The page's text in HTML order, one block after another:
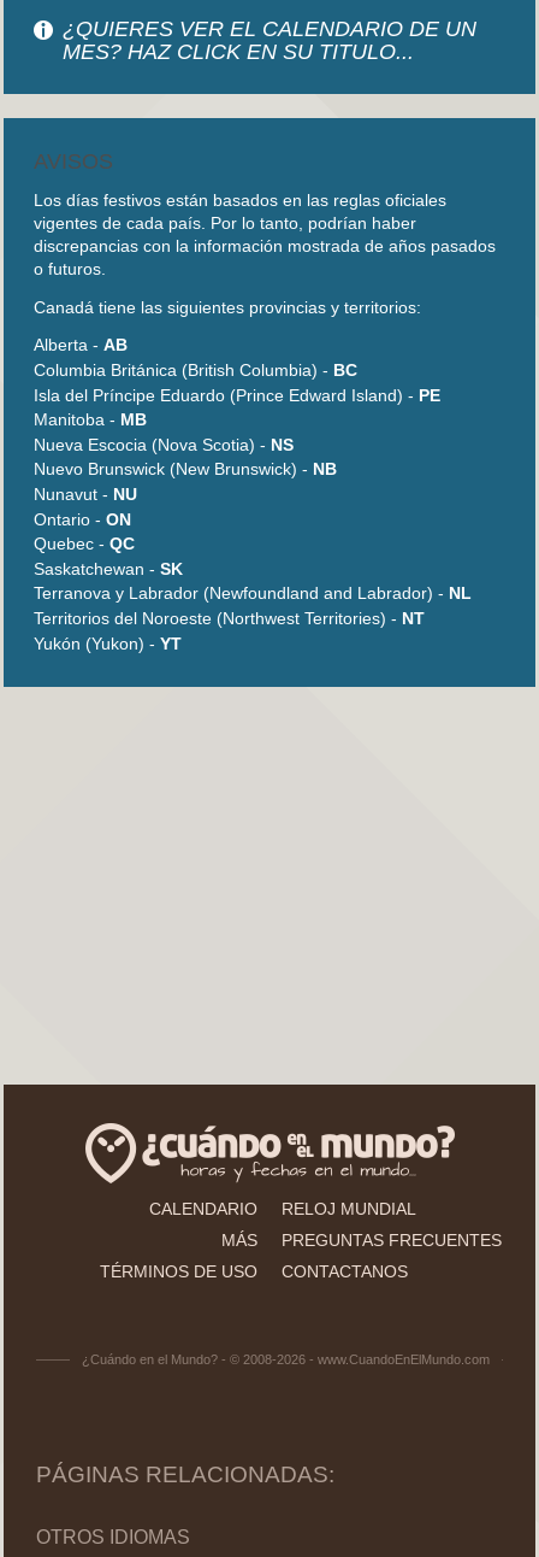
¿QUIERES VER EL CALENDARIO DE UN
MES? HAZ CLICK EN SU TITULO...
AVISOS
Los días festivos están basados en las reglas oficiales
vigentes de cada país. Por lo tanto, podrían haber
discrepancias con la información mostrada de años pasados
o futuros.
Canadá tiene las siguientes provincias y territorios:
Alberta - AB
Columbia Británica (British Columbia) - BC
Isla del Príncipe Eduardo (Prince Edward Island) - PE
Manitoba - MB
Nueva Escocia (Nova Scotia) - NS
Nuevo Brunswick (New Brunswick) - NB
Nunavut - NU
Ontario - ON
Quebec - QC
Saskatchewan - SK
Terranova y Labrador (Newfoundland and Labrador) - NL
Territorios del Noroeste (Northwest Territories) - NT
Yukón (Yukon) - YT
CALENDARIO
RELOJ MUNDIAL
MÁS
PREGUNTAS FRECUENTES
TÉRMINOS DE USO
CONTACTANOS
¿Cuándo en el Mundo? - © 2008-2026 - www.CuandoEnElMundo.com
PÁGINAS RELACIONADAS:
OTROS IDIOMAS